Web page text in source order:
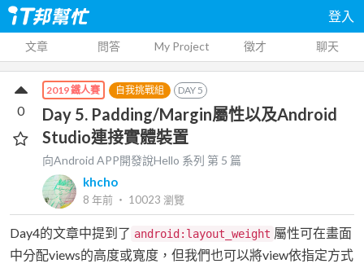
登入
文章 問答 My Project 徵才 聊天
2019 鐵人賽 自我挑戰組 DAY5
Day 5. Padding/Margin屬性以及Android
Studio連接實體裝置
向Android APP開發說Hello 系列 第 5 篇
khcho
8 年前 ‧ 10023 瀏覽
0
Day4的文章中提到了 android:layout_weight 屬性可在畫面
中分配views的高度或寬度，但我們也可以將view依指定方式